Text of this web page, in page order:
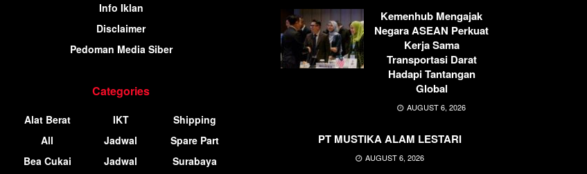
Info Iklan
Disclaimer
Pedoman Media Siber
Categories
Alat Berat
All
Bea Cukai
IKT
Jadwal
Jadwal
Shipping
Spare Part
Surabaya
Kemenhub Mengajak
Negara ASEAN Perkuat
Kerja Sama
Transportasi Darat
Hadapi Tantangan
Global
AUGUST 6, 2026
PT MUSTIKA ALAM LESTARI
AUGUST 6, 2026